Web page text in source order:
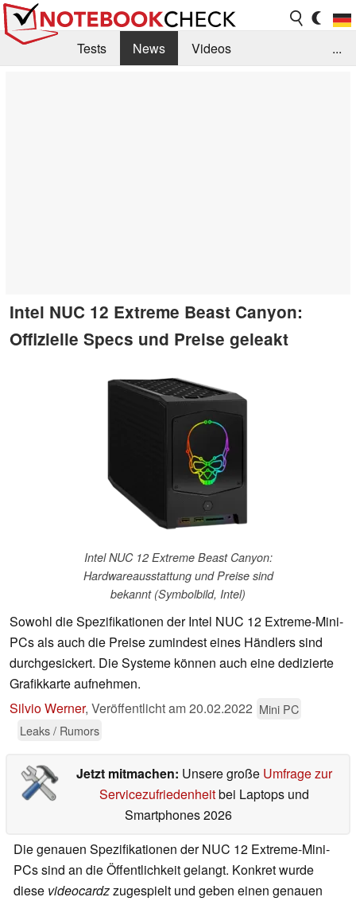
Tests News
Videos
...
Intel NUC 12 Extreme Beast Canyon:
Offizielle Specs und Preise geleakt
Intel NUC 12 Extreme Beast Canyon:
Hardwareausstattung und Preise sind
bekannt (Symbolbild, Intel)
Sowohl die Spezifikationen der Intel NUC 12 Extreme-Mini-
PCs als auch die Preise zumindest eines Händlers sind
durchgesickert. Die Systeme können auch eine dedizierte
Grafikkarte aufnehmen.
Silvio Werner, Veröffentlicht am20.02.2022 Mini PC
Leaks / Rumors
Jetzt mitmachen: Unsere große Umfrage zur
Servicezufriedenheitbei Laptops und
Smartphones 2026
Die genauen Spezifikationen der NUC 12 Extreme-Mini-
PCs sind an die Öffentlichkeit gelangt. Konkret wurde
diese videocardzzugespielt und geben einen genauen